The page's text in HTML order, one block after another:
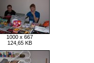
1000 x 667
124,65 KB